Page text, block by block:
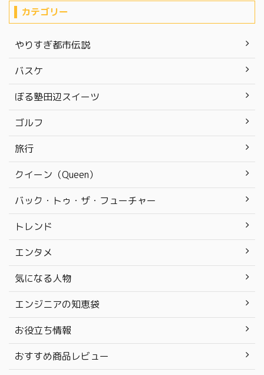
カテゴリー
やりすぎ都市伝説
バスケ
ぼる塾田辺スイーツ
ゴルフ
旅行
クイーン（Queen）
バック・トゥ・ザ・フューチャー
トレンド
エンタメ
気になる人物
エンジニアの知恵袋
お役立ち情報
おすすめ商品レビュー